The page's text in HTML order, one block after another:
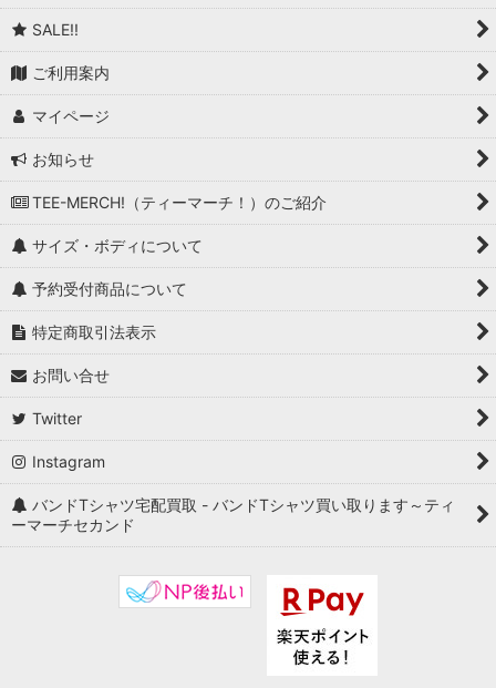
SALE!!
ご利用案内
マイページ
お知らせ
TEE-MERCH!（ティーマーチ！）のご紹介
サイズ・ボディについて
予約受付商品について
特定商取引法表示
お問い合せ
Twitter
Instagram
バンドTシャツ宅配買取 - バンドTシャツ買い取ります～ティ
ーマーチセカンド